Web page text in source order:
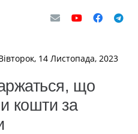
14 Листопада, 2023
що
кошти за